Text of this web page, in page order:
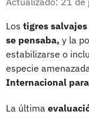
Los tigres salvajes
se pensaba, y la
estabilizarse o
especie
Internacional
La última